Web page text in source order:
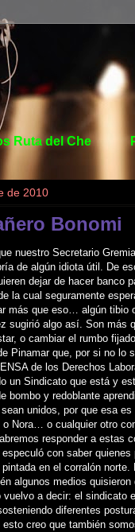
Ruta del Che
de 2010
Bonomi
nuestro Secretario
de algún idiota útil. De
dejar de hacer banco
la cual seguramente
más que eso… algún tibio
sugirió algo así. Son más
o cambiar el rumbo
Pinamar que, por si no lo
de los Derechos
un Sindicato que está y
bombo y redoblante
sean unidos, por que esa
o Nora… o cualquier otro
responder a estas
con saber
en el corralón norte.
algunos medios quisieron
a decir: el sindicato
diferentes
creo que también